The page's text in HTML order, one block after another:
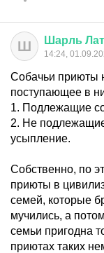
Ш Шарль
14:24,
Собачьи приюты
поступающее в
1. Подлежащие
2. Не
усыпление.
Собственно, по
приюты в
семей, которые
мучились, а
семьи пригодна
приютах таких